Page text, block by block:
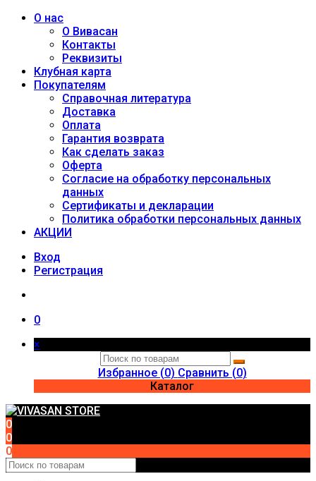
О нас
О Вивасан
Контакты
Реквизиты
Клубная карта
Покупателям
Справочная литература
Доставка
Оплата
Гарантия возврата
Как сделать заказ
Оферта
Согласие на обработку персональных
данных
Сертификаты и декларации
Политика обработки персональных данных
АКЦИИ
Вход
Регистрация
0
×
Избранное (0) Сравнить (0)
Каталог
0
0
0